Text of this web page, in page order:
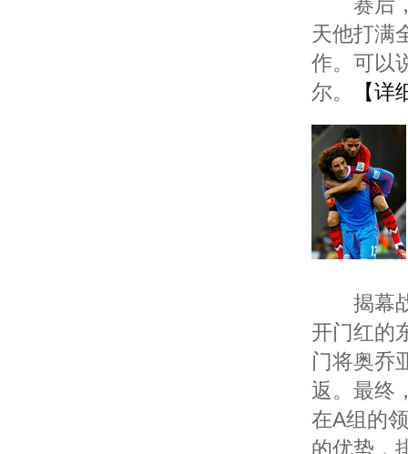
赛后，
天他打满
作。可以
尔。
【详
揭幕战
开门红的
门将奥乔
返。最终
在A组的
的优势，